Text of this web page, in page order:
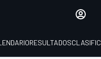
RESULTADOS